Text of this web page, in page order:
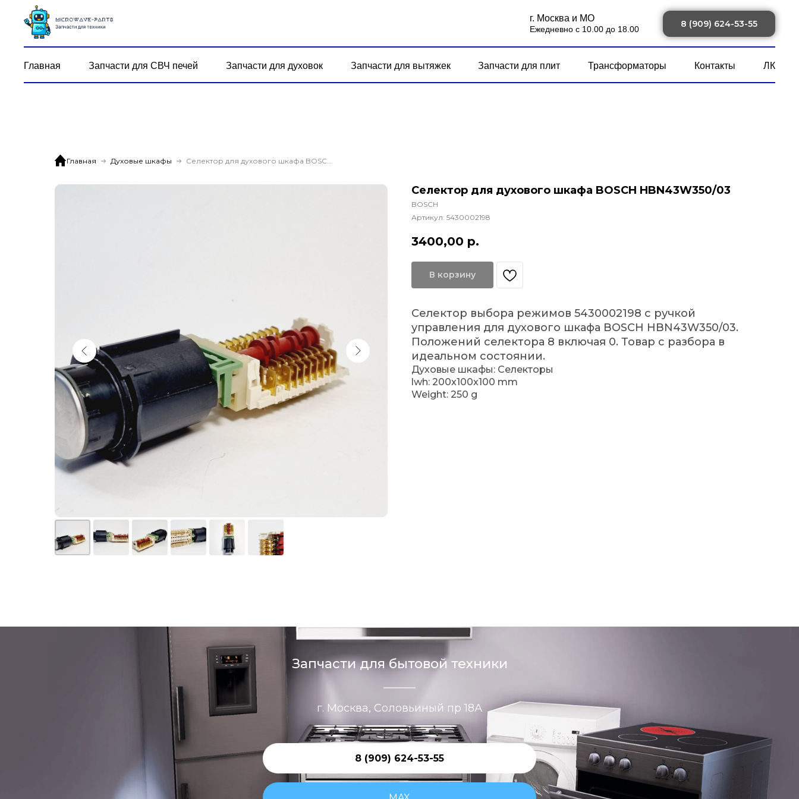
г. Москва и МО
Ежедневно с 10.00 до 18.00
8 (909) 624-53-55
Главная Запчасти для СВЧ печей Запчасти для духовок Запчасти для вытяжек Запчасти для плит Трансформаторы Контакты ЛК
Главная Духовые шкафы
Селектор для духового шкафа BOSCH HBN43W350/03
BOSCH
Артикул: 5430002198
3400,00 р.
В корзину
Селектор выбора режимов 5430002198 с ручкой
управления для духового шкафа BOSCH HBN43W350/03.
Положений селектора 8 включая 0. Товар с разбора в
идеальном состоянии.
Духовые шкафы: Селекторы
lwh: 200x100x100 mm
Weight: 250 g
Запчасти для бытовой техники
г. Москва, Соловьиный пр 18А
8 (909) 624-53-55